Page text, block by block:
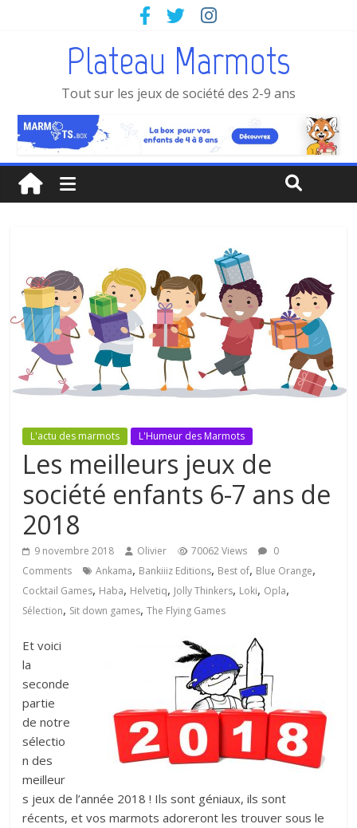
Plateau Marmots
Tout sur les jeux de société des 2-9 ans
L'actu des marmots L'Humeur des Marmots
Les meilleurs jeux de
société enfants 6-7 ans de
2018
9 novembre 2018 Olivier 70062 Views
0
Comments
Ankama, Bankiiiz Editions, Best of, Blue Orange,
Cocktail Games, Haba, Helvetiq, Jolly Thinkers, Loki, Opla,
Sélection, Sit down games,The Flying Games
Et voici
la
seconde
partie
de notre
sélectio
n des
meilleur
s jeux de l’année 2018 ! Ils sont géniaux, ils sont
récents, et vos marmots adoreront les trouver sous le